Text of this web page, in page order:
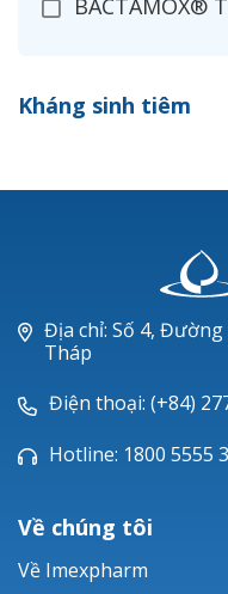
Ceftizoxim®
Piperacillin
Ticarlinat®
Zobacta®
Bacsulfo®
Kháng sinh tiêm
Địa chỉ: Số 4,
Tháp
Điện thoại: (+84)
Hotline: 1800 5555
Về chúng tôi
Về Imexpharm